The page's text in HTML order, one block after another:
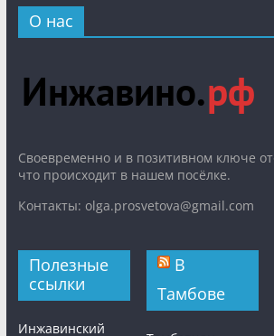
О нас
Cвоевременно и в позитивном ключе
что происходит в нашем посёлке.
Контакты: olga.prosvetova@gmail.com
Полезные
ссылки
Инжавинский
В
Тамбове